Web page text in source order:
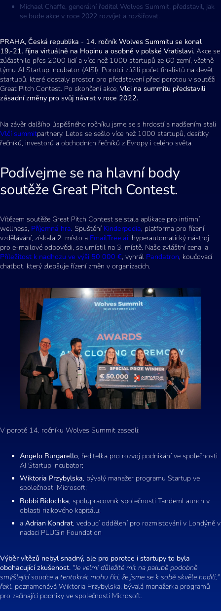
Michael Chaffe, generální ředitel Wolves Summit, představil, jak
se bude akce v roce 2022 rozvíjet a rozšiřovat.
PRAHA, Česká republika - 14. ročník Wolves Summitu se konal
19.-21. října virtuálně na Hopinu a osobně v polské Vratislavi. Akce se
zúčastnilo přes 2000 lidí a více než 1000 startupů ze 60 zemí, včetně
týmu AI Startup Incubator (AISI). Porotci zúžili počet finalistů na devět
startupů, které dostaly prostor pro představení před porotou v soutěži
Great Pitch Contest. Po skončení akce, Vlci na summitu představili
zásadní změny pro svůj návrat v roce 2022.
Na závěr dalšího úspěšného ročníku jsme se s hrdostí a nadšením stali
Vlčí summitpartnery. Letos se sešlo více než 1000 startupů, desítky
řečníků, investorů a obchodních řečníků z Evropy i celého světa.
Podívejme se na hlavní body
soutěže Great Pitch Contest.
Vítězem soutěže Great Pitch Contest se stala aplikace pro intimní
wellness, Příjemná hra. Spuštění Kinderpedia, platforma pro řízení
vzdělávání, získala 2. místo a EmailTree.ai, hyperautomatický nástroj
pro e-mailové odpovědi, se umístil na 3. místě. Naše zvláštní cena, a
Příležitost k nadhozu ve výši 50 000 €, vyhrál Pandatron, koučovací
chatbot, který zlepšuje řízení změn v organizacích.
V porotě 14. ročníku Wolves Summit zasedli:
Angelo Burgarello, ředitelka pro rozvoj podnikání ve společnosti
AI Startup Incubator;
Wiktoria Przybylska, bývalý manažer programu Startup ve
společnosti Microsoft;
Bobbi Bidochka, spolupracovník společnosti TandemLaunch v
oblasti rizikového kapitálu;
a Adrian Kondrat, vedoucí oddělení pro rozmisťování v Londýně v
nadaci PLUGin Foundation
Výběr vítězů nebyl snadný, ale pro porotce i startupy to byla
obohacující zkušenost. "Je velmi důležité mít na palubě podobně
smýšlející soudce a tentokrát mohu říci, že jsme se k sobě skvěle hodili,"
řekl. poznamenává Wiktoria Przybylska, bývalá manažerka programů
pro začínající podniky ve společnosti Microsoft.